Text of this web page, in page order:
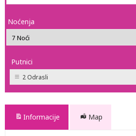
Noćenja
Putnici
2 Odrasli
Informacije Map